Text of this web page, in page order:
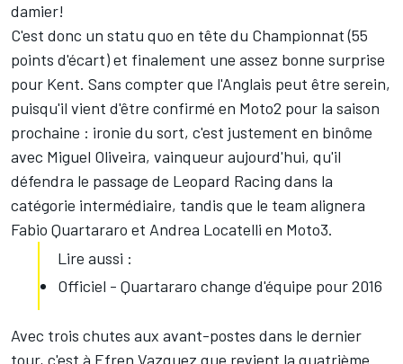
damier!
C'est donc un statu quo en tête du Championnat (55
points d'écart) et finalement une assez bonne surprise
pour Kent. Sans compter que l'Anglais peut être serein,
puisqu'il vient d'être confirmé en Moto2 pour la saison
prochaine : ironie du sort, c'est justement en binôme
avec Miguel Oliveira, vainqueur aujourd'hui, qu'il
défendra le passage de Leopard Racing dans la
catégorie intermédiaire, tandis que le team alignera
Fabio Quartararo et Andrea Locatelli en Moto3.
Lire aussi :
Officiel - Quartararo change d'équipe pour 2016
Avec trois chutes aux avant-postes dans le dernier
tour, c'est à Efren Vazquez que revient la quatrième